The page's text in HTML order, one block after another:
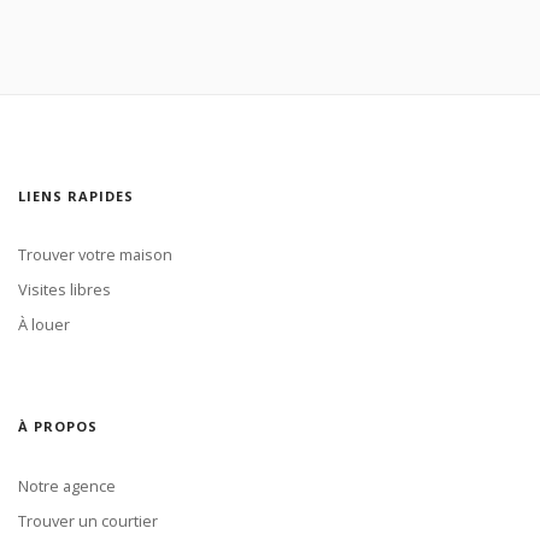
LIENS RAPIDES
Trouver votre maison
Visites libres
À louer
À PROPOS
Notre agence
Trouver un courtier